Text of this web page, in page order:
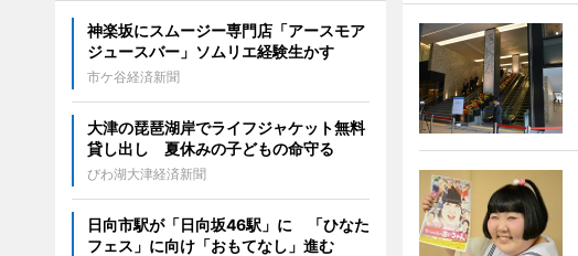
神楽坂にスムージー専門店「アースモア
ジュースバー」ソムリエ経験生かす
市ケ谷経済新聞
大津の琵琶湖岸でライフジャケット無料
貸し出し 夏休みの子どもの命守る
びわ湖大津経済新聞
日向市駅が「日向坂46駅」に 「ひなた
フェス」に向け「おもてなし」進む